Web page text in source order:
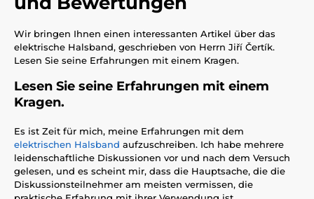
Wir bringen Ihnen einen interessanten Artikel über das
elektrische Halsband, geschrieben von Herrn Jiří Čertík.
Lesen Sie seine Erfahrungen mit einem Kragen.
Lesen Sie seine Erfahrungen mit einem
Kragen.
Es ist Zeit für mich, meine Erfahrungen mit dem
elektrischen Halsband aufzuschreiben. Ich habe mehrere
leidenschaftliche Diskussionen vor und nach dem Versuch
gelesen, und es scheint mir, dass die Hauptsache, die die
Diskussionsteilnehmer am meisten vermissen, die